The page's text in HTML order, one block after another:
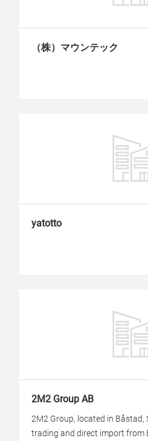
（株）マウンテック
yatotto
2M2 Group AB
2M2 Group, located in Båstad,
trading and direct import from